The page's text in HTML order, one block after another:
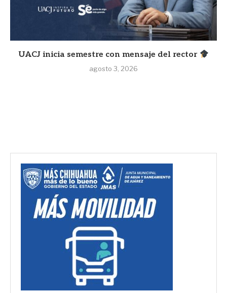
UACJ inicia semestre con mensaje del rector
agosto 3, 2026